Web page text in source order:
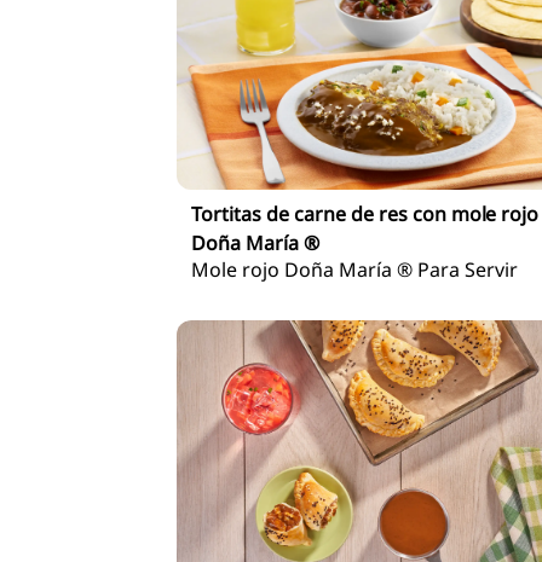
Tortitas de carne de res con mole rojo
Doña María ®
Mole rojo Doña María ® Para Servir